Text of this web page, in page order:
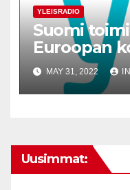
YLEISRADIO
Suomi
Euroopan
tekemästä
MAY 31, 2022
Uusimmat: